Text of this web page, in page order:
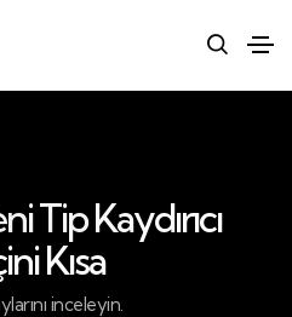
Tip Kaydırıcı
Kısa
inceleyin.